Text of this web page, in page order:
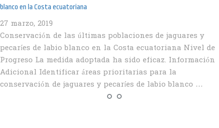
blanco en la Costa ecuatoriana
27 marzo, 2019
Conservación de las últimas poblaciones de jaguares y
pecaríes de labio blanco en la Costa ecuatoriana Nivel de
Progreso La medida adoptada ha sido eficaz. Información
Adicional Identificar áreas prioritarias para la
conservación de jaguares y pecaríes de labio blanco …